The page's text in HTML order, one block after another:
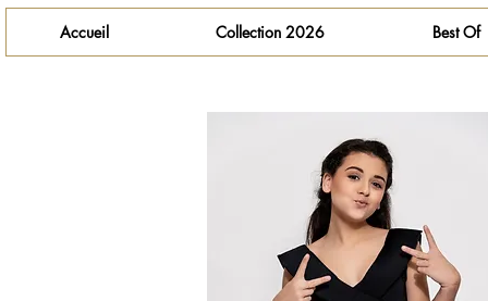
Accueil Collection 2026 Best Of